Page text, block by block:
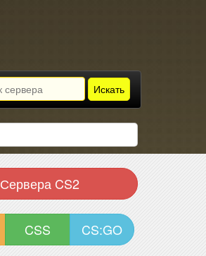
Искать
Сервера CS2
CSS CS:GO